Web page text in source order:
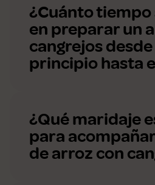
¿Cuánto tiempo
en preparar un
cangrejos
principio hasta
¿Qué maridaje
para
de arroz con